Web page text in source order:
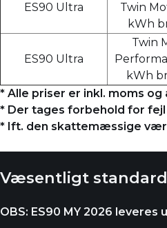
ES90 Ultra
Twin
kWh
ES90 Ultra
Twin
kWh
* Alle priser er inkl. moms
* Der tages forbehold for
* Ift. den skattemæssige
Væsentligt
OBS: ES90 MY 2026 leveres